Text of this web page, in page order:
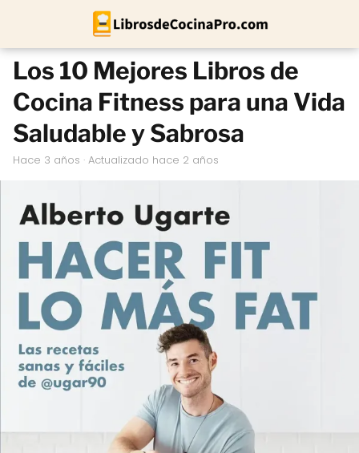
Los 10 Mejores Libros de
Cocina Fitness para una Vida
Saludable y Sabrosa
hace 3 años · Actualizado hace 2 años